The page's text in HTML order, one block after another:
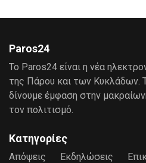
Paros24
Το Paros24 είναι η νέα
της Πάρου και των Κυκλάδων.
δίνουμε έμφαση στην
τον πολιτισμό.
Κατηγορίες
Απόψεις Εκδηλώσεις